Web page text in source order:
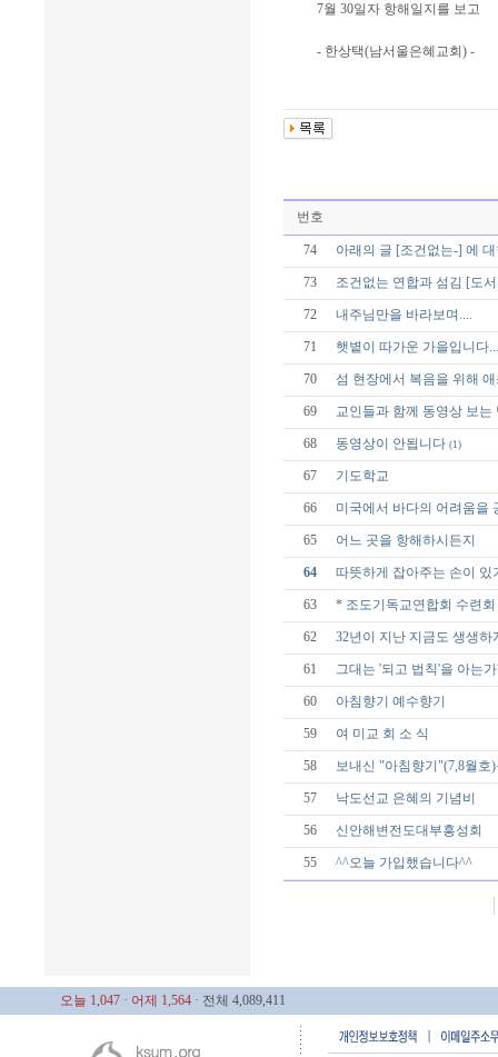
7월 30일자 항해일지를 보고
- 한상택(남서울은혜교회) -
번호
74 아래의 글 [조건없는-] 에
73 조건없는 연합과 섬김 [도
72 내주님만을 바라보며....
71 햇볕이 따가운 가을입니다
70 섬 현장에서 복음을 위해
69 교인들과 함께 동영상 보는
68 동영상이 안됩니다 (1)
67 기도학교
66 미국에서 바다의 어려움을
65 어느 곳을 항해하시든지
64 따뜻하게 잡아주는 손이 있
63 * 조도기독교연합회 수련
62 32년이 지난 지금도 생생
61 그대는 '되고 법칙'을 아는가
60 아침향기 예수향기
59 여 미교 회 소 식
58 보내신 "아침향기"(7,8월호
57 낙도선교 은혜의 기념비
56 신안해변전도대부흥성회
55 ^^오늘 가입했습니다^^
오늘 1,047 · 어제 1,564 · 전체 4,089,411